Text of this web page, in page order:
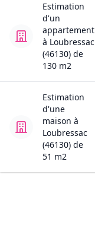
Estimation
d'un
appartement
à Loubressac
(46130) de
130 m2
Estimation
d'une
maison à
Loubressac
(46130) de
51 m2